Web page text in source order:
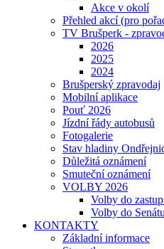
Akce v okolí
Přehled akcí (pro
TV Brušperk -
2026
2025
2024
Brušperský zpravodaj
Mobilní aplikace
Pouť 2026
Jízdní řády autobusů
Fotogalerie
Stav hladiny
Důležitá oznámení
Smuteční oznámení
VOLBY 2026
Volby do
Volby do
KONTAKTY
Základní informace